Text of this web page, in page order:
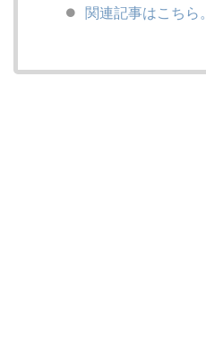
関連記事はこちら。